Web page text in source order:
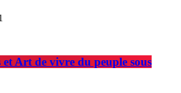
et Art de vivre du peuple sous